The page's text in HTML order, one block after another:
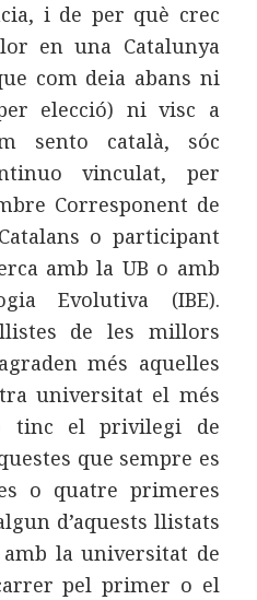
i de per què crec
en una Catalunya
com deia abans ni
elecció) ni visc a
sento català, sóc
vinculat, per
Corresponent de
o participant
amb la UB o amb
Evolutiva (IBE).
de les millors
més aquelles
universitat el més
tinc el privilegi de
que sempre es
o quatre primeres
d’aquests llistats
la universitat de
pel primer o el